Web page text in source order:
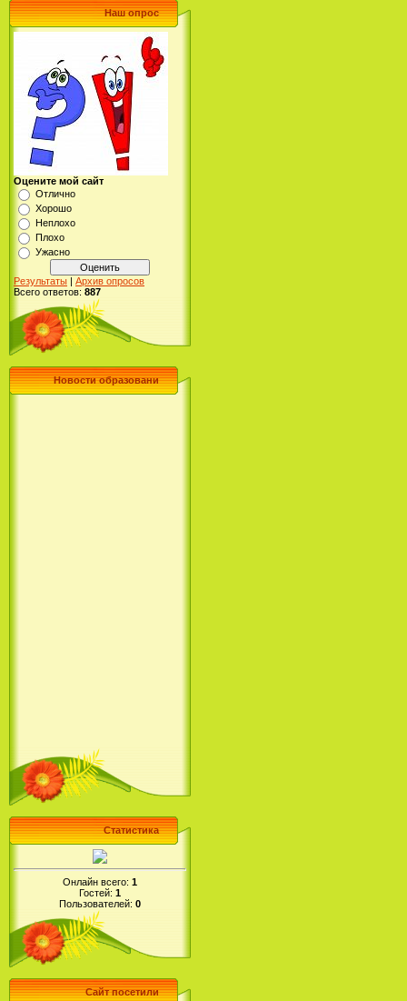
Наш опрос
Оцените мой сайт
Отлично
Хорошо
Неплохо
Плохо
Ужасно
Результаты | Архив опросов
Всего ответов: 887
Новости образовани
Статистика
Онлайн всего: 1
Гостей: 1
Пользователей: 0
Сайт посетили